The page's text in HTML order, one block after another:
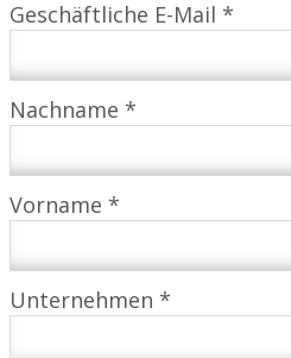
Geschäftliche E-Mail *
Nachname *
Vorname *
Unternehmen *